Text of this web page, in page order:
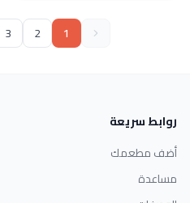
1
2
3
روابط سريعة
أضف مطعمك
مساعدة